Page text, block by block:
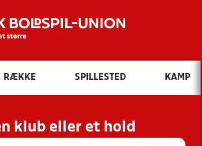
Hvad vil du søge efter?
INDHOLD OG NYHEDER
RESULTATER, KLUBBER OG
HOLD
RÆKKE SPILLESTED KAMP
klub eller et hold